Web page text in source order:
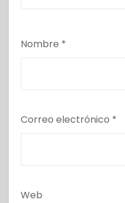
Nombre *
Correo electrónico *
Web